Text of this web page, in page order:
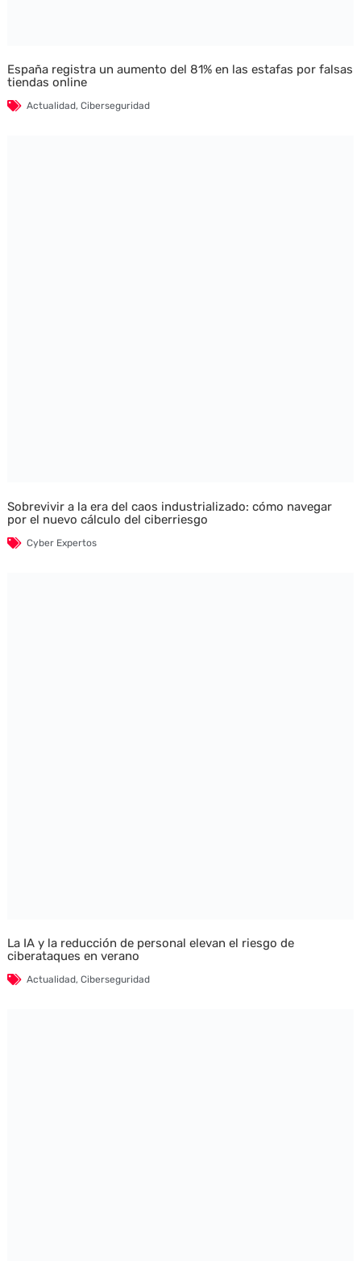
España registra un aumento del 81% en las estafas por falsas
tiendas online
Actualidad, Ciberseguridad
Sobrevivir a la era del caos industrializado: cómo navegar
por el nuevo cálculo del ciberriesgo
Cyber Expertos
La IA y la reducción de personal elevan el riesgo de
ciberataques en verano
Actualidad, Ciberseguridad